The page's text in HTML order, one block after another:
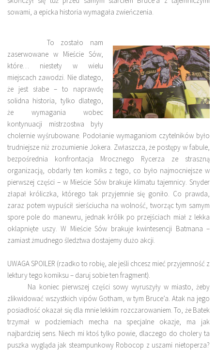
sowami, a epicka historia wymagała zwieńczenia.
To zostało nam
zaserwowane w Mieście Sów,
które… niestety w wielu
miejscach zawodzi. Nie dlatego,
że jest słabe – to naprawdę
solidna historia, tylko dlatego,
że wymagania wobec
kontynuacji mistrzostwa były
cholernie wyśrubowane. Podołanie wymaganiom czytelników było
trudniejsze niż zrozumienie Jokera. Zwłaszcza, że postępy w fabule,
bezpośrednia konfrontacja Mrocznego Rycerza ze straszną
organizacją, obdarły ten komiks z tego, co było najmocniejsze w
pierwszej części – w Mieście Sów brakuje klimatu tajemnicy. Snyder
złapał króliczka, którego tak przyjemnie się goniło. Co prawda,
zaraz potem wypuścił sierściucha na wolność, tworząc tym samym
spore pole do manewru, jednak królik po przejściach miał z lekka
oklapnięte uszy. W Mieście Sów brakuje kwintesencji Batmana –
zamiast żmudnego śledztwa dostajemy dużo akcji.
UWAGA SPOILER (rzadko to robię, ale jeśli chcesz mieć przyjemność z
lektury tego komiksu – daruj sobie ten fragment).
Na koniec pierwszej części sowy wyruszyły w miasto, żeby
zlikwidować wszystkich vipów Gotham, w tym Bruce’a. Atak na jego
posiadłość okazał się dla mnie lekkim rozczarowaniem. To, że Batek
trzymał w podziemiach mecha na specjalne okazje, ma jak
najbardziej sens. Niech mi ktoś tylko powie, dlaczego do cholery ta
puszka wygląda jak steampunkowy Robocop z uszami nietoperza?